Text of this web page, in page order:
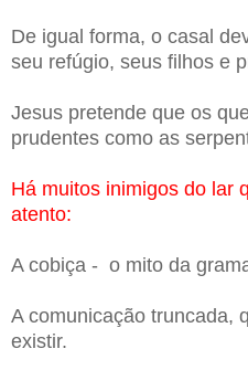
De igual forma, o casal
seu refúgio, seus filhos e
Jesus pretende que os
prudentes como as
Há muitos inimigos do lar
atento:
A cobiça - o mito da
A comunicação truncada,
existir.